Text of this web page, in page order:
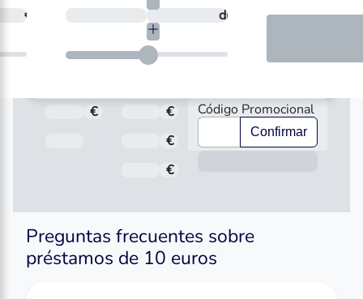
€ ¿En cuántos días quieres devolverlo?
días
Total a pagar
€ Importe
€
Fecha de Vencimiento
€
€
Código Promocional
Confirmar
Preguntas frecuentes sobre
préstamos de 10 euros